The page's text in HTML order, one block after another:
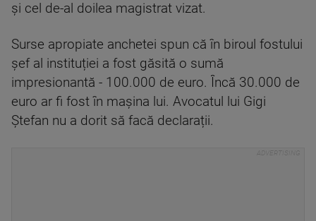
și cel de-al doilea magistrat vizat.
Surse apropiate anchetei spun că în biroul fostului
șef al instituției a fost găsită o sumă
impresionantă - 100.000 de euro. Încă 30.000 de
euro ar fi fost în mașina lui. Avocatul lui Gigi
Ștefan nu a dorit să facă declarații.